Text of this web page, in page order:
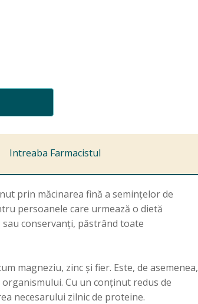
Intreaba Farmacistul
prin măcinarea fină a semințelor de
persoanele care urmează o dietă
conservanți, păstrând toate
magneziu, zinc și fier. Este, de asemenea,
Cu un conținut redus de
necesarului zilnic de proteine.